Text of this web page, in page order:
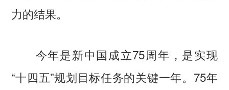
力的结果。
今年是新中国成立75周年，是实现
“十四五”规划目标任务的关键一年。75年